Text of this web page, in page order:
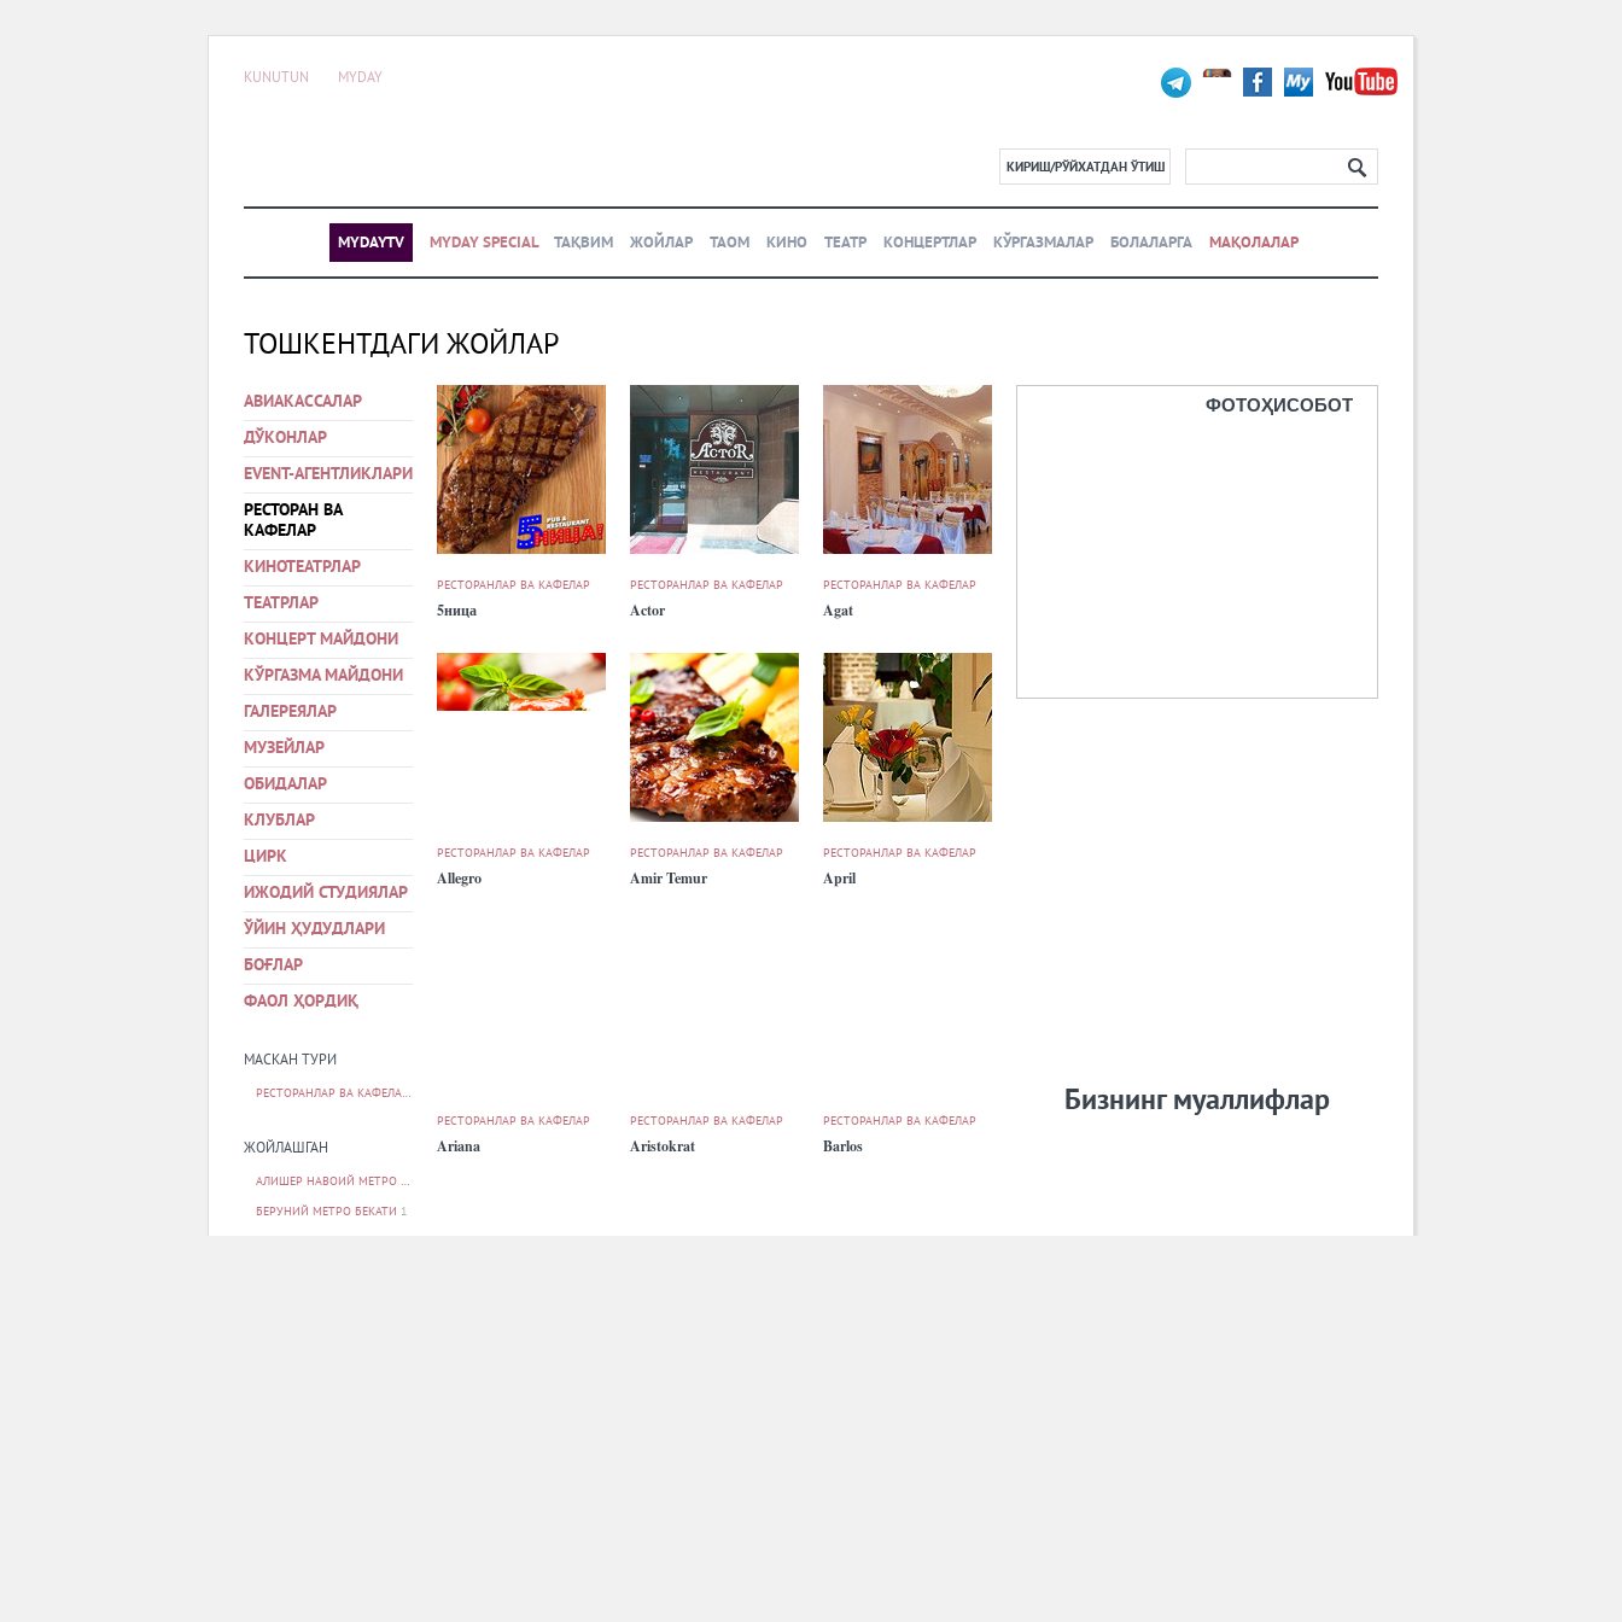
KUNUTUN MYDAY
КИРИШ/РЎЙХАТДАН ЎТИШ
MYDAYTV MYDAY SPECIAL ТАҚВИМ ЖОЙЛАР ТАОМ КИНО ТЕАТР КОНЦЕРТЛАР КЎРГАЗМАЛАР БОЛАЛАРГА МАҚОЛАЛАР
ТОШКЕНТДАГИ ЖОЙЛАР
АВИАКАССАЛАР
ДЎКОНЛАР
EVENT-АГЕНТЛИКЛАРИ
РЕСТОРАН ВА
КАФЕЛАР
КИНОТЕАТРЛАР
ТЕАТРЛАР
КОНЦЕРТ МАЙДОНИ
КЎРГАЗМА МАЙДОНИ
ГАЛЕРЕЯЛАР
МУЗЕЙЛАР
ОБИДАЛАР
КЛУБЛАР
ЦИРК
ИЖОДИЙ СТУДИЯЛАР
ЎЙИН ҲУДУДЛАРИ
БОҒЛАР
ФАОЛ ҲОРДИҚ
МАСКАН ТУРИ
РЕСТОРАНЛАР ВА КАФЕЛАР
ЖОЙЛАШГАН
АЛИШЕР НАВОИЙ МЕТРО БЕКАТИ
БЕРУНИЙ МЕТРО БЕКАТИ 1
РЕСТОРАНЛАР ВА КАФЕЛАР
5ница
РЕСТОРАНЛАР ВА КАФЕЛАР
Actor
РЕСТОРАНЛАР ВА КАФЕЛАР
Agat
РЕСТОРАНЛАР ВА КАФЕЛАР
Allegro
РЕСТОРАНЛАР ВА КАФЕЛАР
Amir Temur
РЕСТОРАНЛАР ВА КАФЕЛАР
April
РЕСТОРАНЛАР ВА КАФЕЛАР
Ariana
РЕСТОРАНЛАР ВА КАФЕЛАР
Aristokrat
РЕСТОРАНЛАР ВА КАФЕЛАР
Barlos
ФОТОҲИСОБОТ
Бизнинг муаллифлар